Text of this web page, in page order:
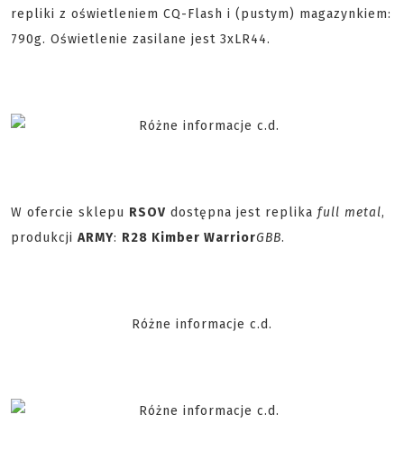
repliki z oświetleniem CQ-Flash i (pustym) magazynkiem:
790g. Oświetlenie zasilane jest 3xLR44.
W ofercie sklepu RSOV dostępna jest replika full metal,
produkcji ARMY: R28 Kimber WarriorGBB.